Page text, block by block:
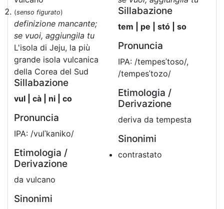
(senso figurato)
definizione mancante;
se vuoi, aggiungila tu
L'isola di Jeju, la più
grande isola vulcanica
della Corea del Sud
Sillabazione
vul | cà | ni | co
Pronuncia
IPA: /vulˈkaniko/
Etimologia /
Derivazione
da vulcano
Sinonimi
Sillabazione
tem | pe | stó | so
Pronuncia
IPA: /tempesˈtoso/,
/tempesˈtozo/
Etimologia /
Derivazione
deriva da tempesta
Sinonimi
contrastato